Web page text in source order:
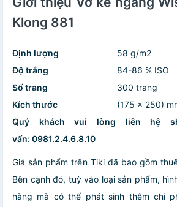
Klong 881
Định lượng
58 g/m2
Độ trắng
84-86 % ISO
Số trang
300 trang
Kích thước
(175 x 250)
Quý khách vui lòng liên hệ
vấn: 0981.2.4.6.8.10
Giá sản phẩm trên Tiki đã bao gồm
Bên cạnh đó, tuỳ vào loại sản phẩm,
hàng mà có thể phát sinh thêm chi